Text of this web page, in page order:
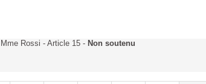
Rossi - Article 15 - Non soutenu